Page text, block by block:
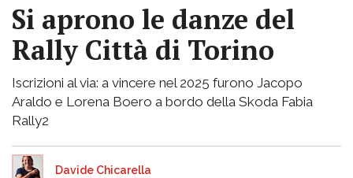
Si aprono le danze del
Rally Città di Torino
Iscrizioni al via: a vincere nel 2025 furono Jacopo
Araldo e Lorena Boero a bordo della Skoda Fabia
Rally2
Davide Chicarella